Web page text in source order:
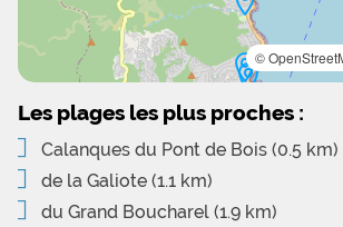
©
Les plages les plus proches :
Calanques du Pont de Bois (0.5 km)
de la Galiote (1.1 km)
du Grand Boucharel (1.9 km)